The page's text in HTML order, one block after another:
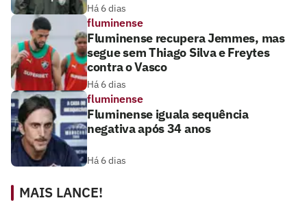
Há 6 dias
fluminense
Fluminense recupera Jemmes, mas
segue sem Thiago Silva e Freytes
contra o Vasco
Há 6 dias
fluminense
Fluminense iguala sequência
negativa após 34 anos
Há 6 dias
MAIS LANCE!